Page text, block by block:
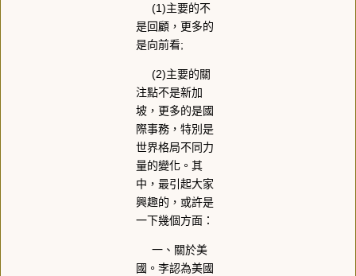
(1)主要的不
是回顧，更多的
是向前看;
(2)主要的關
注點不是新加
坡，更多的是國
際事務，特別是
世界格局不同力
量的變化。其
中，最引起大家
興趣的，或許是
一下幾個方面：
一、關於美
國。李認為美國